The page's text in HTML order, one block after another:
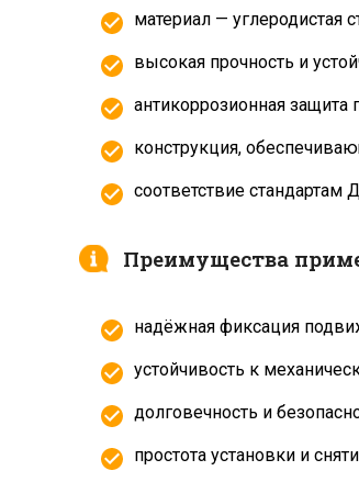
материал — углеродистая
высокая прочность и
антикоррозионная защита
конструкция,
соответствие стандартам
Преимущества
надёжная фиксация
устойчивость к
долговечность и
простота установки и